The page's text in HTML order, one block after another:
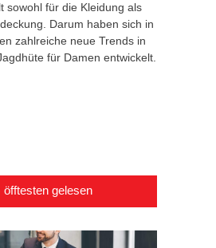
sowohl für die Kleidung als
Darum haben sich in
zahlreiche neue Trends in
für Damen entwickelt.
öfftesten gelesen